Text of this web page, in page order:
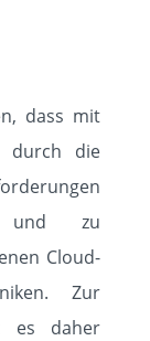
dass mit
durch die
und zu
Cloud-
Zur
es daher